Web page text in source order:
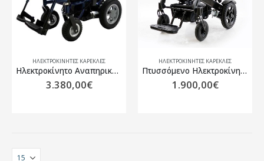
ΗΛΕΚΤΡΟΚΊΝΗΤΕΣ ΚΑΡΈΚΛΕΣ
Ηλεκτροκίνητο Αναπηρικό Αμαξίδιο Wheel Space
3.380,00€
ΗΛΕΚΤΡΟΚΊΝΗΤΕΣ ΚΑΡΈΚΛΕΣ
Πτυσσόμενο Ηλεκτροκίνητο Αμαξίδιο Easy Way Plus Y207S
1.900,00€